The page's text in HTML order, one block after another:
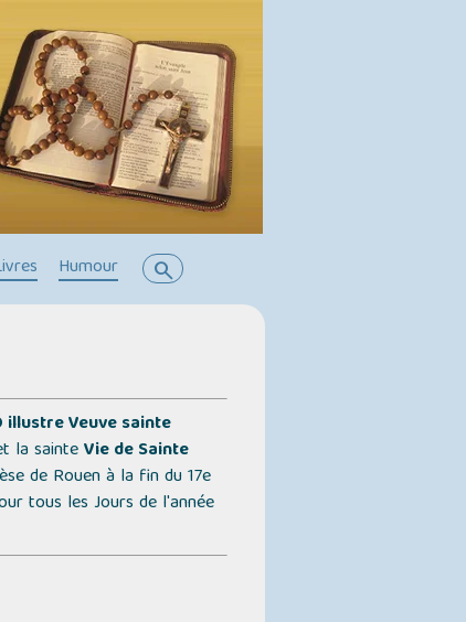
Humour search
illustre Veuve sainte
la sainteVie de Sainte
de Rouen à la fin du 17e
tous les Jours de l'année